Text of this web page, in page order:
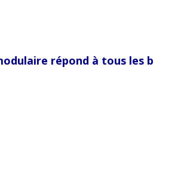
répond à tous les besoins :